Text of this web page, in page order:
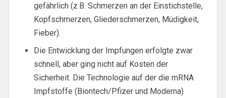
gefährlich (z.B. Schmerzen an der Einstichstelle,
Kopfschmerzen, Gliederschmerzen, Müdigkeit,
Fieber).
Die Entwicklung der Impfungen erfolgte zwar
schnell, aber ging nicht auf Kosten der
Sicherheit. Die Technologie auf der die mRNA
Impfstoffe (Biontech/Pfizer und Moderna)